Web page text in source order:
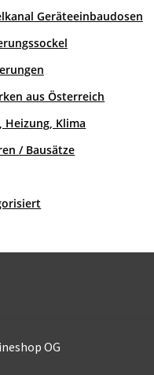
Geräteeinbaudosen
aus Österreich
Heizung, Klima
/ Bausätze
OG